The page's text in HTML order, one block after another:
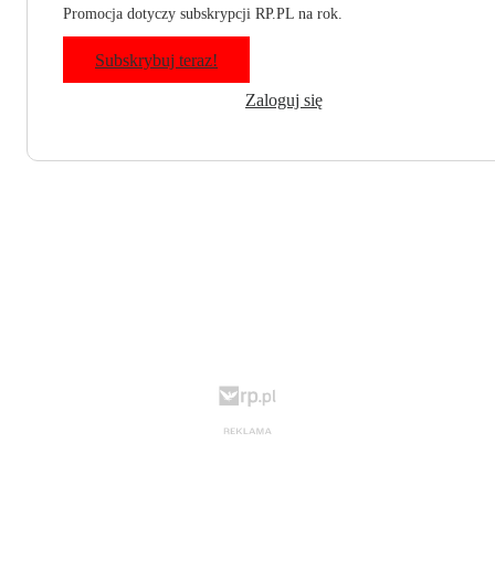
Promocja dotyczy subskrypcji RP.PL na rok.
Subskrybuj teraz!
Zaloguj się